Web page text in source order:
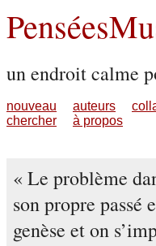
un endroit calme
nouveau auteurs
chercher
à propos
Le problème
son propre passé
genèse et on